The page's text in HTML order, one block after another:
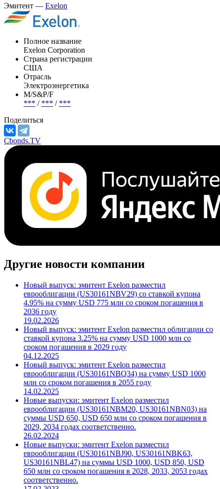
500 000 000 USD
М/S&P/F
***/ ***/ ***
Эмитент —Exelon
Полное название
Exelon Corporation
Страна регистрации
США
Электроэнергетика
М/S&P/F
***/
Поделиться
Cbonds.TV
Другие новости компании
Новый выпуск: эмитент Exelon разместил
еврооблигации (US30161NBV29) со ставкой купона
4.95% на сумму USD 775 млн со сроком погашения в
2036 году
19.02.2026
Новый выпуск: эмитент Exelon разместил облигации со
ставкой купона 3.25% на сумму USD 1000 млн со
сроком погашения в 2029 году
04.12.2025
Новый выпуск: эмитент Exelon разместил
еврооблигации (US30161NBQ34) на сумму USD 1000
млн со сроком погашения в 2055 году
14.02.2025
Новые выпуски: эмитент Exelon разместил
еврооблигации (US30161NBM20, US30161NBN03) на
суммы USD 650, USD 650 млн со сроком погашения в
2029, 2034 годах соответственно.
26.02.2024
Новые выпуски: эмитент Exelon разместил
еврооблигации (US30161NBJ90, US30161NBK63,